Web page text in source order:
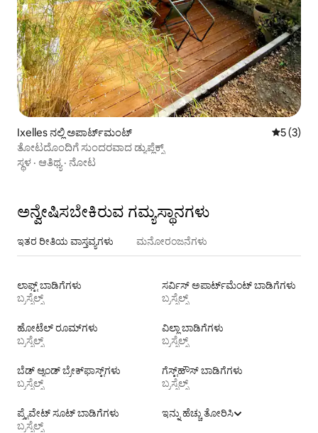
Ixelles ನಲ್ಲಿ ಅಪಾರ್ಟ್‌ಮಂಟ್ 5 ರಲ್ಲಿ 5
5 (3)
ತೋಟದೊಂದಿಗೆ ಸುಂದರವಾದ ಡ್ಯುಪ್ಲೆಕ್ಸ್
ಸ್ಥಳ · ಆತಿಥ್ಯ· ನೋಟ
ಅನ್ವೇಷಿಸಬೇಕಿರುವ ಗಮ್ಯಸ್ಥಾನಗಳು
ಇತರ ರೀತಿಯ ವಾಸ್ತವ್ಯಗಳು ಮನೋರಂಜನೆಗಳು
ಲಾಫ್ಟ್‌ ಬಾಡಿಗೆಗಳು
ಬ್ರಸ್ಸೆಲ್ಸ್
ಸರ್ವಿಸ್ ಅಪಾರ್ಟ್‌ಮೆಂಟ್ ಬಾಡಿಗೆಗಳು
ಬ್ರಸ್ಸೆಲ್ಸ್
ಹೋಟೆಲ್ ರೂಮ್‌ಗಳು
ಬ್ರಸ್ಸೆಲ್ಸ್
ವಿಲ್ಲಾ ಬಾಡಿಗೆಗಳು
ಬ್ರಸ್ಸೆಲ್ಸ್
ಬೆಡ್ ಆ್ಯಂಡ್ ಬ್ರೇಕ್‌ಫಾಸ್ಟ್‌ಗಳು
ಬ್ರಸ್ಸೆಲ್ಸ್
ಗೆಸ್ಟ್‌ಹೌಸ್‌ ಬಾಡಿಗೆಗಳು
ಬ್ರಸ್ಸೆಲ್ಸ್
ಪ್ರೈವೇಟ್ ಸೂಟ್ ಬಾಡಿಗೆಗಳು
ಬ್ರಸ್ಸೆಲ್ಸ್
ಇನ್ನು ಹೆಚ್ಚು ತೋರಿಸಿ